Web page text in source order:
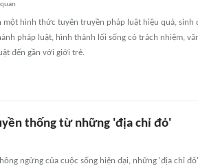
một hình thức tuyên truyền pháp luật hiệu quả, sinh
pháp luật, hình thành lối sống có trách nhiệm,
đến gần với giới trẻ.
thống từ những 'địa chỉ đỏ'
ngừng của cuộc sống hiện đại, những 'địa chỉ